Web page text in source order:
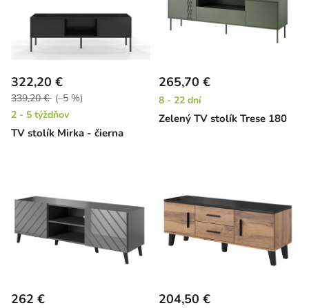
TV stolík Mirka - čierna
322,20 €
339,20 € (–5 %)
2 - 5 týždňov
Zelený TV stolík Trese 180
265,70 €
8 - 22 dní
262 € 204,50 €